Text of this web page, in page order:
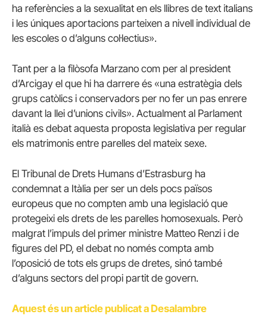
ha referències a la sexualitat en els llibres de text italians
i les úniques aportacions parteixen a nivell individual de
les escoles o d’alguns col·lectius».
Tant per a la filòsofa Marzano com per al president
d’Arcigay el que hi ha darrere és «una estratègia dels
grups catòlics i conservadors per no fer un pas enrere
davant la llei d’unions civils». Actualment al Parlament
italià es debat aquesta proposta legislativa per regular
els matrimonis entre parelles del mateix sexe.
El Tribunal de Drets Humans d’Estrasburg ha
condemnat a Itàlia per ser un dels pocs països
europeus que no compten amb una legislació que
protegeixi els drets de les parelles homosexuals. Però
malgrat l’impuls del primer ministre Matteo Renzi i de
figures del PD, el debat no només compta amb
l’oposició de tots els grups de dretes, sinó també
d’alguns sectors del propi partit de govern.
Aquest és un article publicat a Desalambre